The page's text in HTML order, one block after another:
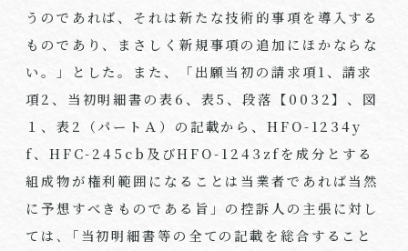
うのであれば、それは新たな技術的事項を導入する
ものであり、まさしく新規事項の追加にほかならな
い。」とした。また、「出願当初の請求項1 、請求
項2、当初明細書の表6、表5、段落【0032】、図
１、表2 （パートＡ）の記載から、HFO-1234y
f、 HFC-245cb 及びHFO-1243zfを成分とする
組成物が権利範囲になることは当業者であれば当然
に予想すべきものである旨」の控訴人の主張に対し
ては､「当初明細書等の全ての記載を総合すること